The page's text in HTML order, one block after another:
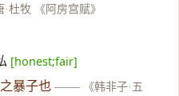
·杜牧 《阿房宫赋》
[honest;fair]
暴子也 ——
《韩非子·五